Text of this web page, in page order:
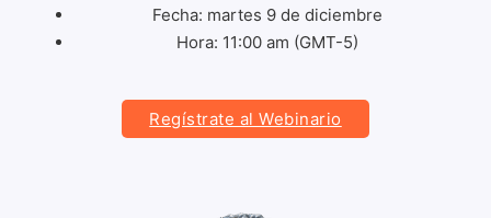
Fecha: martes 9 de diciembre
Hora: 11:00 am (GMT-5)
Regístrate al Webinario